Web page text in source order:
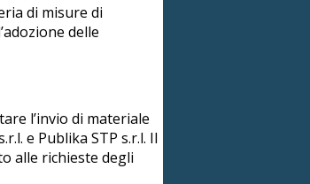
di misure di
delle
l’invio di materiale
e Publika STP s.r.l. Il
alle richieste degli